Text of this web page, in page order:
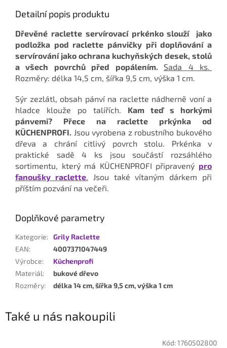
Detailní popis produktu
Dřevěné raclette servírovací prkénko slouží jako
podložka pod raclette pánvičky při doplňování a
servírování jako ochrana kuchyňských desek, stolů
a všech povrchů před popálením. Sada 4 ks.
Rozměry: délka 14,5 cm, šířka 9,5 cm, výška 1 cm.
Sýr zezlátl, obsah pánví na raclette nádherně voní a
hladce klouže po talířích. Kam teď s horkými
pánvemi? Přece na raclette prkýnka od
KÜCHENPROFI. Jsou vyrobena z robustního bukového
dřeva a chrání citlivý povrch stolu. Prkénka v
praktické sadě 4 ks jsou součástí rozsáhlého
sortimentu, který má KÜCHENPROFI připravený pro
fanoušky raclette. Jsou také vítaným dárkem při
příštím pozvání na večeři.
Doplňkové parametry
Kategorie: Grily Raclette
EAN:
4007371047449
Výrobce:
Küchenprofi
Materiál:
bukové dřevo
Rozměry: délka 14 cm, šířka 9,5 cm, výška 1 cm
Také u nás nakoupili
Kód:1760502800